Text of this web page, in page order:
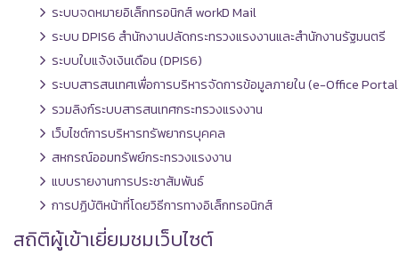
ระบบจดหมายอิเล็กทรอนิกส์ workD Mail
ระบบ DPIS6 สำนักงานปลัดกระทรวงแรงงานและสำนักงานรัฐมนตรี
ระบบใบแจ้งเงินเดือน (DPIS6)
ระบบสารสนเทศเพื่อการบริหารจัดการข้อมูลภายใน (e-Office
รวมลิงก์ระบบสารสนเทศกระทรวงแรงงาน
เว็บไซต์การบริหารทรัพยากรบุคคล
สหกรณ์ออมทรัพย์กระทรวงแรงงาน
แบบรายงานการประชาสัมพันธ์
การปฏิบัติหน้าที่โดยวิธีการทางอิเล็กทรอนิกส์
สถิติผู้เข้าเยี่ยมชมเว็บไซต์